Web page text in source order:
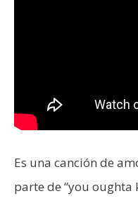
Es una canción de
parte de “you oughta